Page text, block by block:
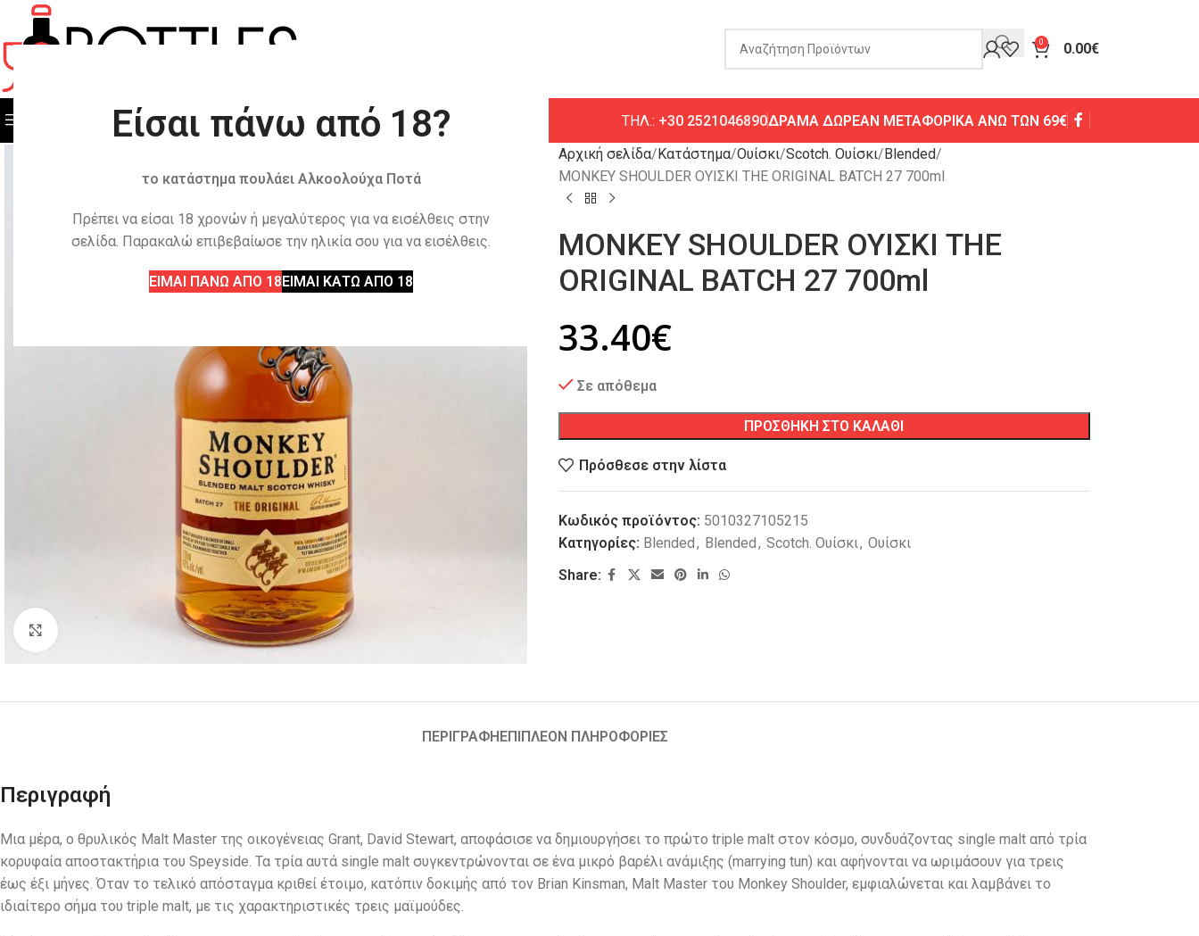
Είσαι πάνω από 18?
το κατάστημα πουλάει Αλκοολούχα Ποτά
Πρέπει να είσαι 18 χρονών ή μεγαλύτερος για να εισέλθεις στην
σελίδα. Παρακαλώ επιβεβαίωσε την ηλικία σου για να εισέλθεις.
ΕΙΜΑΙ ΠΑΝΩ ΑΠΟ 18ΕΙΜΑΙ ΚΑΤΩ ΑΠΟ 18
0 0.00€
ΟΛΕΣ ΟΙ ΚΑΤΗΓΟΡΙΕΣ ΟΛΑ ΤΑ ΠΡΟΙΟΝΤΑ ΤΗΛ.: +30 2521046890ΔΡΑΜΑ ΔΩΡΕΑΝ ΜΕΤΑΦΟΡΙΚΑ ΑΝΩ ΤΩΝ 69€
Αρχική σελίδα Κατάστημα Ουίσκι Scotch. Ουίσκι Blended
MONKEY SHOULDER ΟΥΙΣΚΙ THE ORIGINAL BATCH 27 700ml
MONKEY SHOULDER ΟΥΙΣΚΙ THE
ORIGINAL BATCH 27 700ml
33.40€
Σε απόθεμα
ΠΡΟΣΘΗΚΗ ΣΤΟ ΚΑΛΑΘΙ
Πρόσθεσε στην λίστα
Κωδικός προϊόντος: 5010327105215
Κατηγορίες: Blended, Blended, Scotch. Ουίσκι, Ουίσκι
Share:
ΠΕΡΙΓΡΑΦΗΕΠΙΠΛΕΟΝ ΠΛΗΡΟΦΟΡΙΕΣ
Περιγραφή
Μια μέρα, ο θρυλικός Malt Master της οικογένειας Grant, David Stewart, αποφάσισε να δημιουργήσει το πρώτο triple malt στον κόσμο, συνδυάζοντας single malt από τρία
κορυφαία αποστακτήρια του Speyside. Τα τρία αυτά single malt συγκεντρώνονται σε ένα μικρό βαρέλι ανάμιξης (marrying tun) και αφήνονται να ωριμάσουν για τρεις
έως έξι μήνες. Όταν το τελικό απόσταγμα κριθεί έτοιμο, κατόπιν δοκιμής από τον Brian Kinsman, Malt Master του Monkey Shoulder, εμφιαλώνεται και λαμβάνει το
ιδιαίτερο σήμα του triple malt, με τις χαρακτηριστικές τρεις μαϊμούδες.